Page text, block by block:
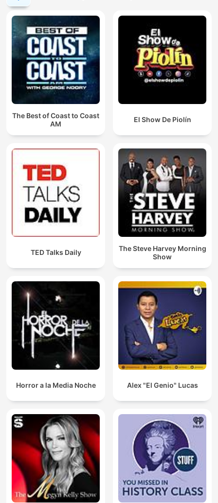
The Best of Coast to Coast
AM
El Show De Piolín
TED Talks Daily
The Steve Harvey Morning
Show
Horror a la Media Noche Alex "El Genio" Lucas